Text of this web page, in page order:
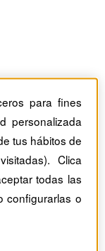
para fines
personalizada
tus hábitos de
Clica
todas las
configurarlas o